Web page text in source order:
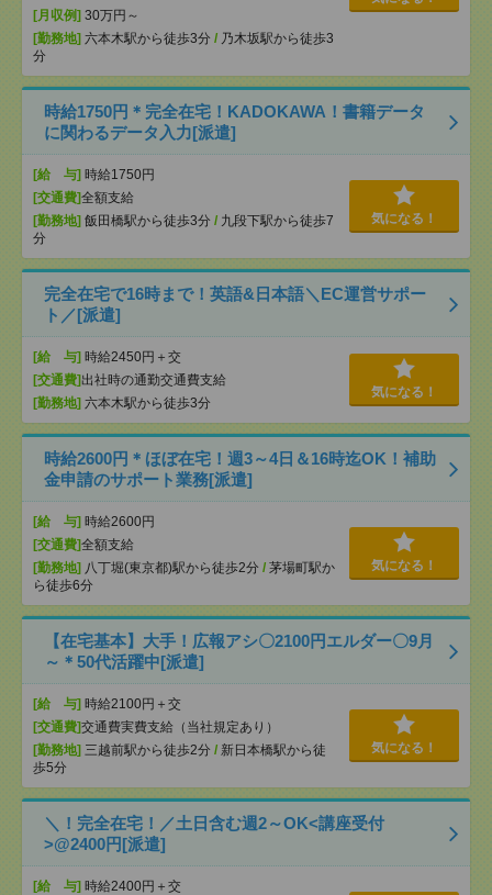
[月収例] 30万円～
[勤務地] 六本木駅から徒歩3分 / 乃木坂駅から徒歩3
分
時給1750円＊完全在宅！KADOKAWA！書籍データ
に関わるデータ入力[派遣]
[給 与] 時給1750円
[交通費]全額支給
[勤務地] 飯田橋駅から徒歩3分 / 九段下駅から徒歩7
分
気になる！
完全在宅で16時まで！英語&日本語＼EC運営サポー
ト／[派遣]
[給 与] 時給2450円＋交
[交通費]出社時の通勤交通費支給
[勤務地] 六本木駅から徒歩3分
気になる！
時給2600円＊ほぼ在宅！週3～4日＆16時迄OK！補助
金申請のサポート業務[派遣]
[給 与] 時給2600円
[交通費]全額支給
[勤務地] 八丁堀(東京都)駅から徒歩2分 / 茅場町駅か
ら徒歩6分
気になる！
【在宅基本】大手！広報アシ〇2100円エルダー〇9月
～＊50代活躍中[派遣]
[給 与] 時給2100円＋交
[交通費]交通費実費支給（当社規定あり）
[勤務地] 三越前駅から徒歩2分 / 新日本橋駅から徒
歩5分
気になる！
＼！完全在宅！／土日含む週2～OK<講座受付
>@2400円[派遣]
[給 与] 時給2400円＋交